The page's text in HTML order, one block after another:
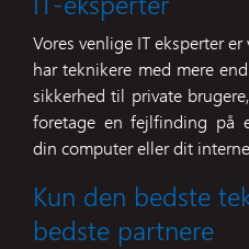
Vores venlige IT eksperter
har teknikere med mere
sikkerhed til private
foretage en fejlfinding på
din computer eller dit
Kun den bedste
bedste partnere